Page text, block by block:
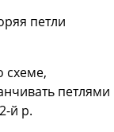
петли
схеме,
петлями
й р.